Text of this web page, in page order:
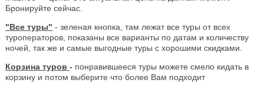
Бронируйте сейчас.
"Все туры" - зеленая кнопка, там лежат все туры от всех
туроператоров, показаны все варианты по датам и количеству
ночей, так же и самые выгодные туры с хорошими скидками.
Корзина туров - понравившееся туры можете смело кидать в
корзину и потом выберите что более Вам подходит